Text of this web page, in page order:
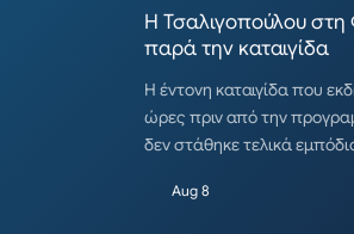
Η Τσαλιγοπούλου
παρά την καταιγίδα
Η έντονη καταιγίδα που
ώρες πριν από την
δεν στάθηκε τελικά
Aug 8